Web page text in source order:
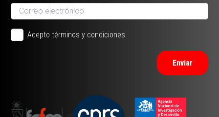
Acepto términos y condiciones
Enviar